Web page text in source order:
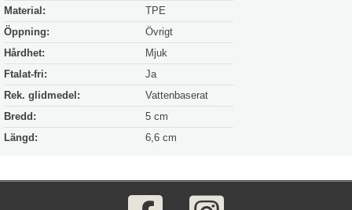
Material:
TPE
Öppning:
Övrigt
Hårdhet:
Mjuk
Ftalat-fri:
Ja
Rek. glidmedel:
Vattenbaserat
Bredd:
5 cm
Längd:
6,6 cm